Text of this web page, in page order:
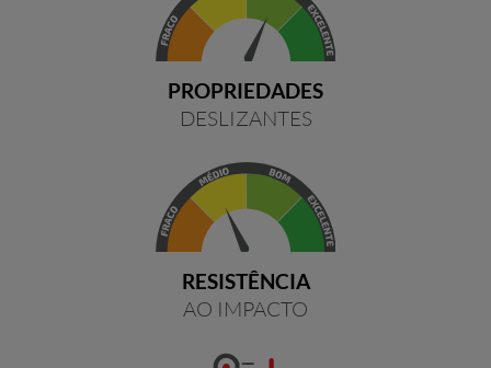
PROPRIEDADES
DESLIZANTES
RESISTÊNCIA
AO IMPACTO